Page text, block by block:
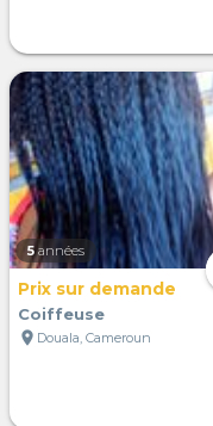
5 années
Prix sur demande
Coiffeuse
location_on Douala, Cameroun